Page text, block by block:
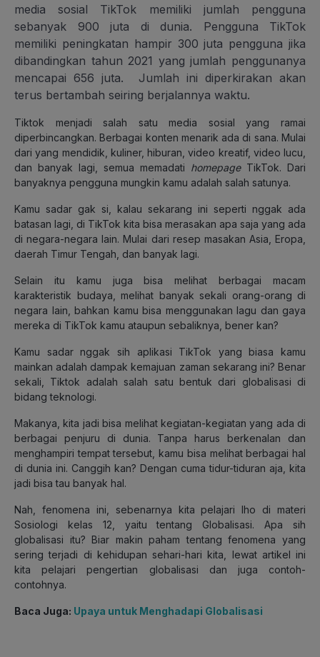
media sosial TikTok memiliki jumlah pengguna
sebanyak 900 juta di dunia. Pengguna TikTok
memiliki peningkatan hampir 300 juta pengguna jika
dibandingkan tahun 2021 yang jumlah penggunanya
mencapai 656 juta. Jumlah ini diperkirakan akan
terus bertambah seiring berjalannya waktu.
Tiktok menjadi salah satu media sosial yang ramai
diperbincangkan. Berbagai konten menarik ada di sana. Mulai
dari yang mendidik, kuliner, hiburan, video kreatif, video lucu,
dan banyak lagi, semua memadati homepage TikTok. Dari
banyaknya pengguna mungkin kamu adalah salah satunya.
Kamu sadar gak si, kalau sekarang ini seperti nggak ada
batasan lagi, di TikTok kita bisa merasakan apa saja yang ada
di negara-negara lain. Mulai dari resep masakan Asia, Eropa,
daerah Timur Tengah, dan banyak lagi.
Selain itu kamu juga bisa melihat berbagai macam
karakteristik budaya, melihat banyak sekali orang-orang di
negara lain, bahkan kamu bisa menggunakan lagu dan gaya
mereka di TikTok kamu ataupun sebaliknya, bener kan?
Kamu sadar nggak sih aplikasi TikTok yang biasa kamu
mainkan adalah dampak kemajuan zaman sekarang ini? Benar
sekali, Tiktok adalah salah satu bentuk dari globalisasi di
bidang teknologi.
Makanya, kita jadi bisa melihat kegiatan-kegiatan yang ada di
berbagai penjuru di dunia. Tanpa harus berkenalan dan
menghampiri tempat tersebut, kamu bisa melihat berbagai hal
di dunia ini. Canggih kan? Dengan cuma tidur-tiduran aja, kita
jadi bisa tau banyak hal.
Nah, fenomena ini, sebenarnya kita pelajari lho di materi
Sosiologi kelas 12, yaitu tentang Globalisasi. Apa sih
globalisasi itu? Biar makin paham tentang fenomena yang
sering terjadi di kehidupan sehari-hari kita, lewat artikel ini
kita pelajari pengertian globalisasi dan juga contoh-
contohnya.
Baca Juga: Upaya untuk Menghadapi Globalisasi